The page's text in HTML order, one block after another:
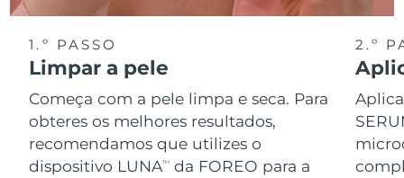
1.º PASSO
Limpar a pele
Começa com a pele limpa e seca. Para
obteres os melhores resultados,
recomendamos que utilizes o
dispositivo LUNATM
da FOREO para a
2.º